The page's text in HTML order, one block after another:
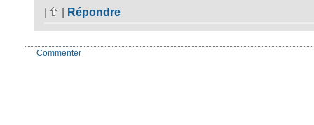
Répondre
Commenter